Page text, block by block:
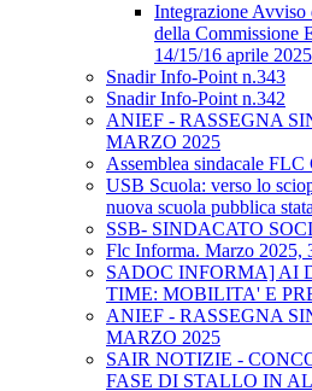
Integrazione Avviso
della Commissione
14/15/16 aprile 2025
Snadir Info-Point n.343
Snadir Info-Point n.342
ANIEF - RASSEGNA
MARZO 2025
Assemblea sindacale
USB Scuola: verso lo
nuova scuola pubblica
SSB- SINDACATO
Flc Informa. Marzo 2025,
SADOC INFORMA] AI
TIME: MOBILITA' E
ANIEF - RASSEGNA
MARZO 2025
SAIR NOTIZIE -
FASE DI STALLO IN